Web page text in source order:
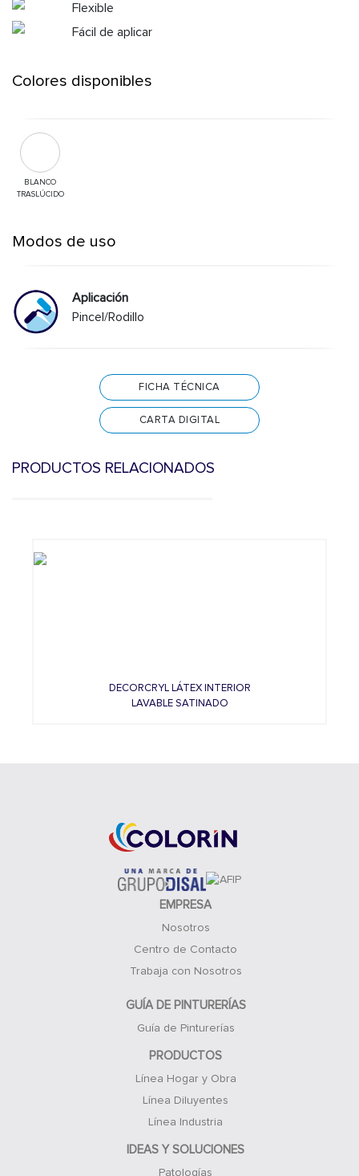
Flexible
Fácil de aplicar
Colores disponibles
BLANCO
TRASLÚCIDO
Modos de uso
Aplicación
Pincel/Rodillo
FICHA TÉCNICA
CARTA DIGITAL
PRODUCTOS RELACIONADOS
DECORCRYL LÁTEX INTERIOR
LAVABLE SATINADO
EMPRESA
Nosotros
Centro de Contacto
Trabaja con Nosotros
GUÍA DE PINTURERÍAS
Guía de Pinturerías
PRODUCTOS
Línea Hogar y Obra
Línea Diluyentes
Línea Industria
IDEAS Y SOLUCIONES
Patologías